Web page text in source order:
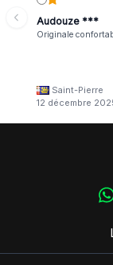
Audouze ***
Originale
Saint-Pierre
12 décembre